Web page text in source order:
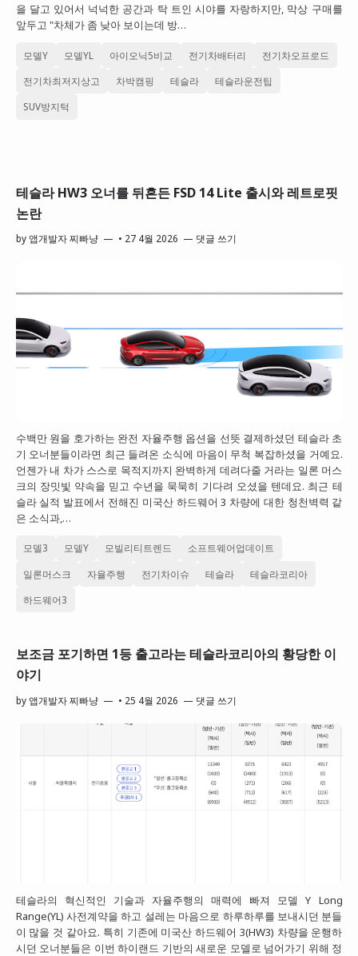
을 달고 있어서 넉넉한 공간과 탁 트인 시야를 자랑하지만, 막상 구매를
앞두고 "차체가 좀 낮아 보이는데 방…
모델Y 모델YL 아이오닉5비교 전기차배터리 전기차오프로드
전기차최저지상고 차박캠핑 테슬라 테슬라운전팁
SUV방지턱
테슬라 HW3 오너를 뒤흔든 FSD 14 Lite 출시와 레트로핏
논란
by앱개발자 찌빠냥 • 27 4월 2026 댓글 쓰기
수백만 원을 호가하는 완전 자율주행 옵션을 선뜻 결제하셨던 테슬라 초
기 오너분들이라면 최근 들려온 소식에 마음이 무척 복잡하셨을 거예요.
언젠가 내 차가 스스로 목적지까지 완벽하게 데려다줄 거라는 일론 머스
크의 장밋빛 약속을 믿고 수년을 묵묵히 기다려 오셨을 텐데요. 최근 테
슬라 실적 발표에서 전해진 미국산 하드웨어 3 차량에 대한 청천벽력 같
은 소식과,…
모델3 모델Y 모빌리티트렌드 소프트웨어업데이트
일론머스크 자율주행 전기차이슈 테슬라 테슬라코리아
하드웨어3
보조금 포기하면 1등 출고라는 테슬라코리아의 황당한 이
야기
by앱개발자 찌빠냥 • 25 4월 2026 댓글 쓰기
테슬라의 혁신적인 기술과 자율주행의 매력에 빠져 모델 Y Long
Range(YL) 사전계약을 하고 설레는 마음으로 하루하루를 보내시던 분들
이 많을 것 같아요. 특히 기존에 미국산 하드웨어 3(HW3) 차량을 운행하
시던 오너분들은 이번 하이랜드 기반의 새로운 모델로 넘어가기 위해 정